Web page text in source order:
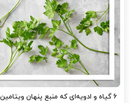
۶ گیاه و ادویه‌ای که منبع پنهان ویتامین C هستند